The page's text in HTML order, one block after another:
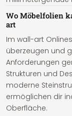
Wo Möbelfolien
art
Im wall-art
überzeugen und
Anforderungen
Strukturen und
moderne
ermöglichen dir
Oberfläche.